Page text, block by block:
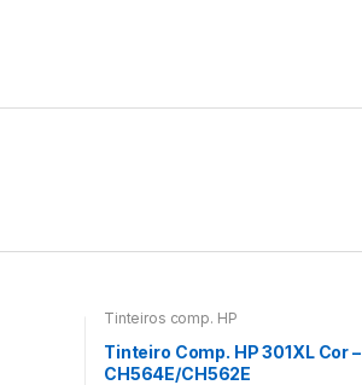
Tinteiros comp. HP
Tinteiro Comp. HP 301XL Cor –
CH564E/CH562E